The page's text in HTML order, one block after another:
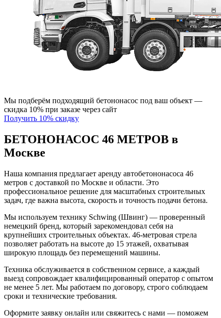
Мы подберём подходящий бетононасос под ваш объект —
скидка 10% при заказе через сайт
Получить 10% скидку
БЕТОНОНАСОС 46 МЕТРОВ в
Москве
Наша компания предлагает аренду автобетононасоса 46
метров с доставкой по Москве и области. Это
профессиональное решение для масштабных строительных
задач, где важна высота, скорость и точность подачи бетона.
Мы используем технику Schwing (Швинг) — проверенный
немецкий бренд, который зарекомендовал себя на
крупнейших строительных объектах. 46-метровая стрела
позволяет работать на высоте до 15 этажей, охватывая
широкую площадь без перемещений машины.
Техника обслуживается в собственном сервисе, а каждый
выезд сопровождает квалифицированный оператор с опытом
не менее 5 лет. Мы работаем по договору, строго соблюдаем
сроки и технические требования.
Оформите заявку онлайн или свяжитесь с нами — поможем